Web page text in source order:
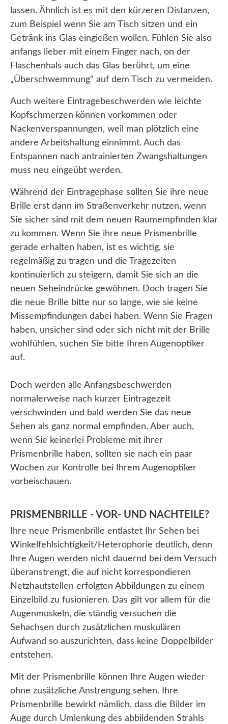
lassen. Ähnlich ist es mit den kürzeren Distanzen,
zum Beispiel wenn Sie am Tisch sitzen und ein
Getränk ins Glas eingießen wollen. Fühlen Sie also
anfangs lieber mit einem Finger nach, on der
Flaschenhals auch das Glas berührt, um eine
„Überschwemmung“ auf dem Tisch zu vermeiden.
Auch weitere Eintragebeschwerden wie leichte
Kopfschmerzen können vorkommen oder
Nackenverspannungen, weil man plötzlich eine
andere Arbeitshaltung einnimmt. Auch das
Entspannen nach antrainierten Zwangshaltungen
muss neu eingeübt werden.
Während der Eintragephase sollten Sie ihre neue
Brille erst dann im Straßenverkehr nutzen, wenn
Sie sicher sind mit dem neuen Raumempfinden klar
zu kommen. Wenn Sie ihre neue Prismenbrille
gerade erhalten haben, ist es wichtig, sie
regelmäßig zu tragen und die Tragezeiten
kontinuierlich zu steigern, damit Sie sich an die
neuen Seheindrücke gewöhnen. Doch tragen Sie
die neue Brille bitte nur so lange, wie sie keine
Missempfindungen dabei haben. Wenn Sie Fragen
haben, unsicher sind oder sich nicht mit der Brille
wohlfühlen, suchen Sie bitte Ihren Augenoptiker
auf.
Doch werden alle Anfangsbeschwerden
normalerweise nach kurzer Eintragezeit
verschwinden und bald werden Sie das neue
Sehen als ganz normal empfinden. Aber auch,
wenn Sie keinerlei Probleme mit ihrer
Prismenbrille haben, sollten sie nach ein paar
Wochen zur Kontrolle bei Ihrem Augenoptiker
vorbeischauen.
PRISMENBRILLE - VOR- UND NACHTEILE?
Ihre neue Prismenbrille entlastet Ihr Sehen bei
Winkelfehlsichtigkeit/Heterophorie deutlich, denn
Ihre Augen werden nicht dauernd bei dem Versuch
überanstrengt, die auf nicht korrespondieren
Netzhautstellen erfolgten Abbildungen zu einem
Einzelbild zu fusionieren. Das gilt vor allem für die
Augenmuskeln, die ständig versuchen die
Sehachsen durch zusätzlichen muskulären
Aufwand so auszurichten, dass keine Doppelbilder
entstehen.
Mit der Prismenbrille können Ihre Augen wieder
ohne zusätzliche Anstrengung sehen. Ihre
Prismenbrille bewirkt nämlich, dass die Bilder im
Auge durch Umlenkung des abbildenden Strahls